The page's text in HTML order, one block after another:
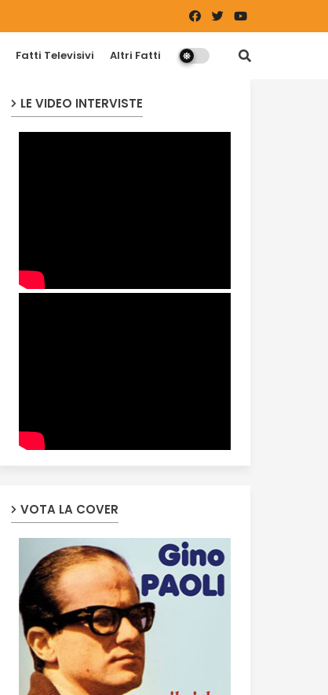
Fatti Televisivi Altri Fatti
LE VIDEO INTERVISTE
VOTA LA COVER